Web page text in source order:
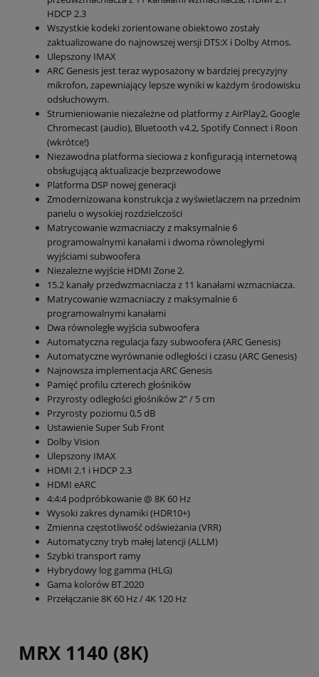
HDCP 2.3
Wszystkie kodeki zorientowane obiektowo zostały
zaktualizowane do najnowszej wersji DTS:X i Dolby Atmos.
Ulepszony IMAX
ARC Genesis jest teraz wyposażony w bardziej precyzyjny
mikrofon, zapewniający lepsze wyniki w każdym środowisku
odsłuchowym.
Strumieniowanie niezależne od platformy z AirPlay2, Google
Chromecast (audio), Bluetooth v4.2, Spotify Connect i Roon
(wkrótce!)
Niezawodna platforma sieciowa z konfiguracją internetową
obsługującą aktualizacje bezprzewodowe
Platforma DSP nowej generacji
Zmodernizowana konstrukcja z wyświetlaczem na przednim
panelu o wysokiej rozdzielczości
Matrycowanie wzmacniaczy z maksymalnie 6
programowalnymi kanałami i dwoma równoległymi
wyjściami subwoofera
Niezależne wyjście HDMI Zone 2.
15.2 kanały przedwzmacniacza z 11 kanałami wzmacniacza.
Matrycowanie wzmacniaczy z maksymalnie 6
programowalnymi kanałami
Dwa równoległe wyjścia subwoofera
Automatyczna regulacja fazy subwoofera (ARC Genesis)
Automatyczne wyrównanie odległości i czasu (ARC Genesis)
Najnowsza implementacja ARC Genesis
Pamięć profilu czterech głośników
Przyrosty odległości głośników 2” / 5 cm
Przyrosty poziomu 0,5 dB
Ustawienie Super Sub Front
Dolby Vision
Ulepszony IMAX
HDMI 2.1 i HDCP 2.3
HDMI eARC
4:4:4 podpróbkowanie @ 8K 60 Hz
Wysoki zakres dynamiki (HDR10+)
Zmienna częstotliwość odświeżania (VRR)
Automatyczny tryb małej latencji (ALLM)
Szybki transport ramy
Hybrydowy log gamma (HLG)
Gama kolorów BT.2020
Przełączanie 8K 60 Hz / 4K 120 Hz
MRX 1140 (8K)